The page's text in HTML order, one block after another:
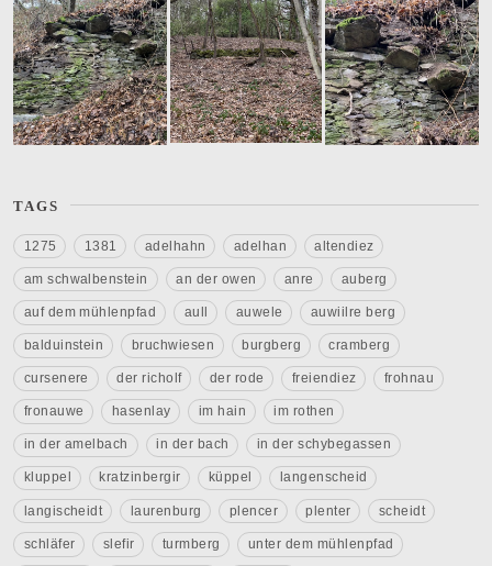
TAGS
1275 1381 adelhahn adelhan altendiez
am schwalbenstein an der owen anre auberg
auf dem mühlenpfad aull auwele auwiilre berg
balduinstein bruchwiesen burgberg cramberg
cursenere der richolf der rode freiendiez frohnau
fronauwe hasenlay im hain im rothen
in der amelbach in der bach in der schybegassen
kluppel kratzinbergir küppel langenscheid
langischeidt laurenburg plencer plenter scheidt
schläfer slefir turmberg unter dem mühlenpfad